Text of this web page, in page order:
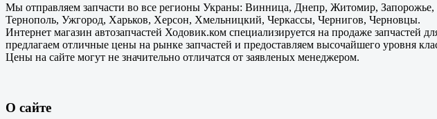
Мы отправляем запчасти во все регионы Украны: Винница, Днепр, Житомир,
Тернополь, Ужгород, Харьков, Херсон, Хмельницкий, Черкассы, Чернигов, Черновцы.
Интернет магазин автозапчастей Ходовик.ком специализируется на продаже
предлагаем отличные цены на рынке запчастей и предоставляем высочайшего уровня
Цены на сайте могут не значительно отличатся от заявленых менеджером.
О сайте